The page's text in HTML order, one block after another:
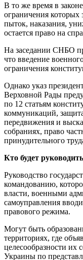
В то же время в
ограничения которых
пыток, наказания,
остается право на
На заседании СНБО
что введение
ограничения
Однако указ
Верховной Рады
по 12 статьям
коммуникаций,
передвижения и
собраниях, право
принудительного
Кто будет
Руководство
командованию,
власти, военными
самоуправления
правового режима.
Могут быть
территориях, где
целесообразности их
Украины по